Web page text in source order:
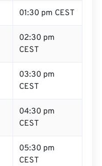
01:30 pm CEST
02:30 pm
CEST
03:30 pm
CEST
04:30 pm
CEST
05:30 pm
CEST